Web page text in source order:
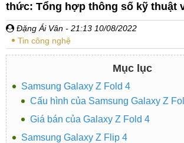
thức: Tổng hợp thông số kỹ thuật
Đặng Ái Vân - 21:13 10/08/2022
Tin công nghệ
Mục lục
Samsung Galaxy Z Fold 4
Cấu hình của Samsung Galaxy Z
Giá bán của Galaxy Z Fold 4
Samsung Galaxy Z Flip 4